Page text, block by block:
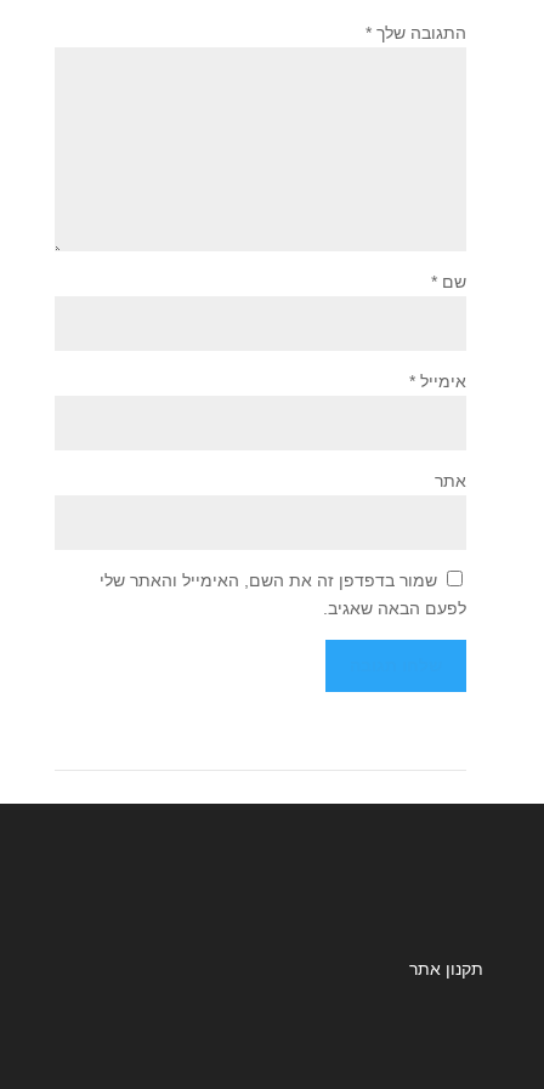
התגובה שלך*
שם*
אימייל*
אתר
שמור בדפדפן זה את השם, האימייל והאתר שלי
לפעם הבאה שאגיב.
תקנון אתר